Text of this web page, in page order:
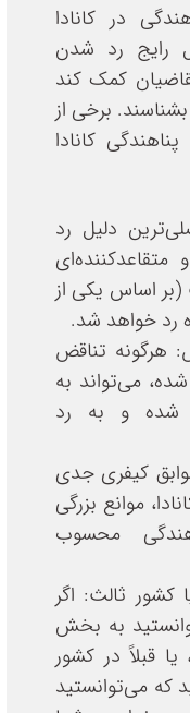
در کانادا
رایج رد شدن
کمک کند
برخی از
کانادا
دلیل رد
(بر اساس یکی از
رد خواهد شد.
هرگونه تناقض
می‌تواند به
شده و به رد
کیفری جدی
موانع بزرگی
محسوب
کشور ثالث: اگر
به بخش
یا قبلاً در کشور
که می‌توانستید